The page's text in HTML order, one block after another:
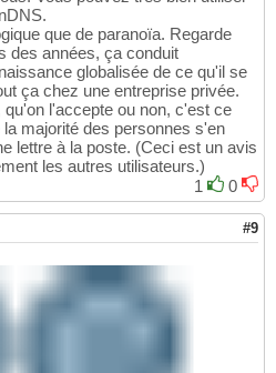
que de paranoïa. Regarde
des années, ça conduit
globalisée de ce qu'il se
ça chez une entreprise privée.
l'accepte ou non, c'est ce
majorité des personnes s'en
lettre à la poste. (Ceci est un avis
les autres utilisateurs.)
1
0
#9